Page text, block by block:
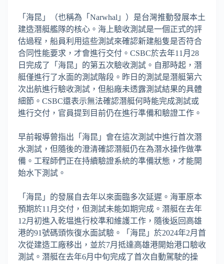
「海昆」（也稱為「Narwhal」）是台灣推動發展本土
建造潛艇艦隊的核心。海上驗收測試是一個正式的評
估過程，船員利用這些測試來確認新建船隻是否符合
合同性能要求，才會進行交付。CSBC於去年11月28
日完成了「海昆」的第五次驗收測試。自那時起，潛
艇僅進行了水面的測試階段。昨日的測試是潛艇第六
次出航進行驗收測試，但船廠未透露測試結果的具體
細節。CSBC還表示無法確認潛艇何時能完成測試或
進行交付，官員提到目前仍在進行準備和驗證工作。
早前報導曾指出「海昆」會在這次測試中進行首次潛
水測試，但隨後的澄清確認潛艇仍在為潛水操作做準
備。工程師們正在持續驗證系統的準備狀態，才能開
始水下測試。
「海昆」的發展自去年以來面臨多次延遲。海軍原本
預期於11月交付，但測試未能如期完成。潛艇在去年
12月初進入乾塭進行校準和維護工作，隨後返回高雄
港的91號碼頭恢復水面試驗。「海昆」於2024年2月首
次從建造工廠移出，並於7月抵達高雄港開始港口驗收
測試。潛艇在去年6月中旬完成了首次自動駕駛的操